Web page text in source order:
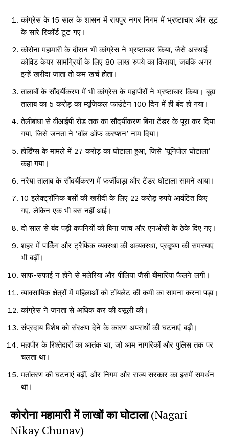
कांग्रेस के 15 साल के शासन में रायपुर नगर निगम में भ्रष्टाचार और लूट
के सारे रिकॉर्ड टूट गए।
कोरोना महामारी के दौरान भी कांग्रेस ने भ्रष्टाचार किया, जैसे अस्थाई
कोविड केयर सामग्रियों के लिए 80 लाख रुपये का किराया, जबकि अगर
इन्हें खरीदा जाता तो कम खर्च होता।
तालाबों के सौंदर्यीकरण में भी कांग्रेस के महापौरों ने भ्रष्टाचार किया। बूढ़ा
तालाब का ₹5 करोड़ का म्यूजिकल फाउंटेन 100 दिन में ही बंद हो गया।
तेलीबांधा से वीआईपी रोड तक का सौंदर्यीकरण बिना टेंडर के पूरा कर दिया
गया, जिसे जनता ने ‘वॉल ऑफ करप्शन’ नाम दिया।
होर्डिंग्स के मामले में 27 करोड़ का घोटाला हुआ, जिसे ‘यूनिपोल घोटाला’
कहा गया।
नरैया तालाब के सौंदर्यीकरण में फर्जीवाड़ा और टेंडर घोटाला सामने आया।
10 इलेक्ट्रॉनिक बसों की खरीदी के लिए 22 करोड़ रुपये आवंटित किए
गए, लेकिन एक भी बस नहीं आई।
दो साल से बंद पड़ी कंपनियों को बिना जांच और एनओसी के ठेके दिए गए।
शहर में पार्किंग और ट्रैफिक व्यवस्था की अव्यवस्था, प्रदूषण की समस्याएं
भी बढ़ीं।
साफ-सफाई न होने से मलेरिया और पीलिया जैसी बीमारियां फैलने लगीं।
व्यावसायिक क्षेत्रों में महिलाओं को टॉयलेट की कमी का सामना करना पड़ा।
कांग्रेस ने जनता से अधिक कर की वसूली की।
संप्रदाय विशेष को संरक्षण देने के कारण अपराधों की घटनाएं बढ़ी।
महापौर के रिश्तेदारों का आतंक था, जो आम नागरिकों और पुलिस तक पर
चलता था।
मतांतरण की घटनाएं बढ़ीं, और निगम और राज्य सरकार का इसमें समर्थन
था।
कोरोना महामारी में लाखों का घोटाला(Nagari
Nikay Chunav)